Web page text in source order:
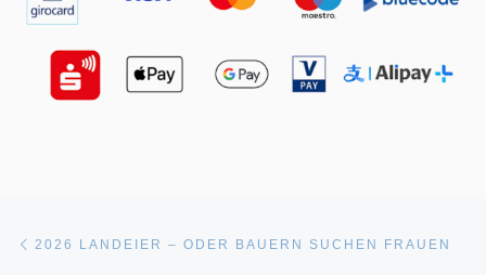
Beitragsnavigation
2026 LANDEIER – ODER BAUERN SUCHEN FRAUEN